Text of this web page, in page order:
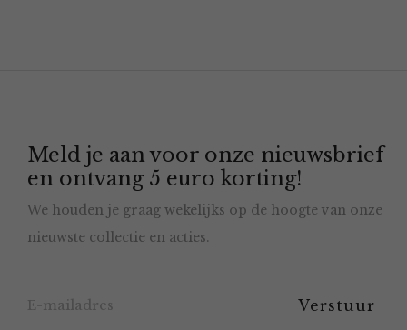
Meld je aan voor onze nieuwsbrief
en ontvang 5 euro korting!
We houden je graag wekelijks op de hoogte van onze
nieuwste collectie en acties.